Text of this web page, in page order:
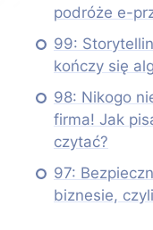
podróże e-
99:
kończy się
98: Nikogo
firma! Jak
czytać?
97:
biznesie,